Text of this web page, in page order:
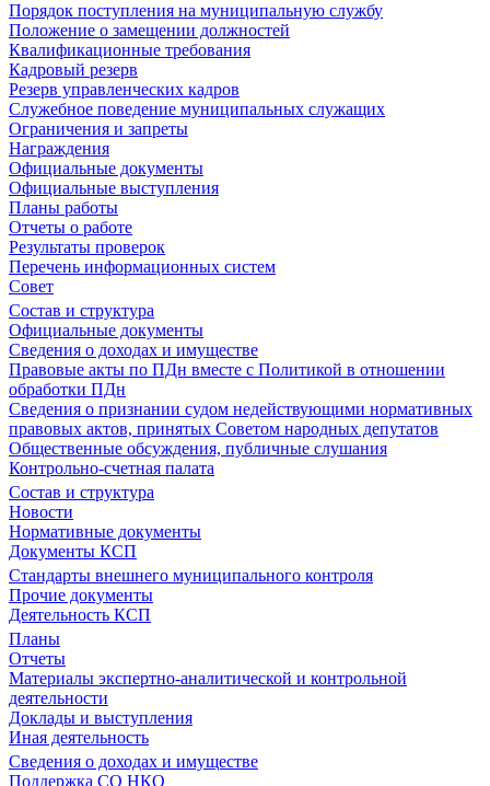
Порядок поступления на муниципальную службу
Положение о замещении должностей
Квалификационные требования
Кадровый резерв
Резерв управленческих кадров
Служебное поведение муниципальных служащих
Ограничения и запреты
Награждения
Официальные документы
Официальные выступления
Планы работы
Отчеты о работе
Результаты проверок
Перечень информационных систем
Совет
Состав и структура
Официальные документы
Сведения о доходах и имуществе
Правовые акты по ПДн вместе с Политикой в отношении
обработки ПДн
Сведения о признании судом недействующими нормативных
правовых актов, принятых Советом народных депутатов
Общественные обсуждения, публичные слушания
Контрольно-счетная палата
Состав и структура
Новости
Нормативные документы
Документы КСП
Стандарты внешнего муниципального контроля
Прочие документы
Деятельность КСП
Планы
Отчеты
Материалы экспертно-аналитической и контрольной
деятельности
Доклады и выступления
Иная деятельность
Сведения о доходах и имуществе
Поддержка СО НКО